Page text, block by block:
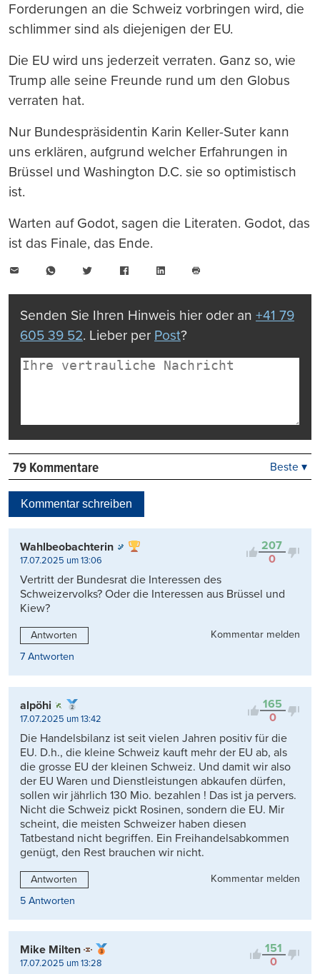
Forderungen an die Schweiz vorbringen wird, die
schlimmer sind als diejenigen der EU.
Die EU wird uns jederzeit verraten. Ganz so, wie
Trump alle seine Freunde rund um den Globus
verraten hat.
Nur Bundespräsidentin Karin Keller-Suter kann
uns erklären, aufgrund welcher Erfahrungen in
Brüssel und Washington D.C. sie so optimistisch
ist.
Warten auf Godot, sagen die Literaten. Godot, das
ist das Finale, das Ende.
WhatsAppTwitter FacebookLinkedIn
drucken
Senden Sie Ihren Hinweis hier oder an +41 79
605 39 52. Lieber per Post?
79 Kommentare
Kontrovers
Beste ▾
Kommentar schreiben
207
0
Wahlbeobachterin
17.07.2025 um 13:06
Vertritt der Bundesrat die Interessen des
Schweizervolks? Oder die Interessen aus Brüssel und
Kiew?
Antworten
Kommentar melden
7 Antworten
165
0
alpöhi
17.07.2025 um 13:42
Die Handelsbilanz ist seit vielen Jahren positiv für die
EU. D.h., die kleine Schweiz kauft mehr der EU ab, als
die grosse EU der kleinen Schweiz. Und damit wir also
der EU Waren und Dienstleistungen abkaufen dürfen,
sollen wir jährlich 130 Mio. bezahlen ! Das ist ja pervers.
Nicht die Schweiz pickt Rosinen, sondern die EU. Mir
scheint, die meisten Schweizer haben diesen
Tatbestand nicht begriffen. Ein Freihandelsabkommen
genügt, den Rest brauchen wir nicht.
Antworten
Kommentar melden
5 Antworten
151
0
Mike Milten
17.07.2025 um 13:28